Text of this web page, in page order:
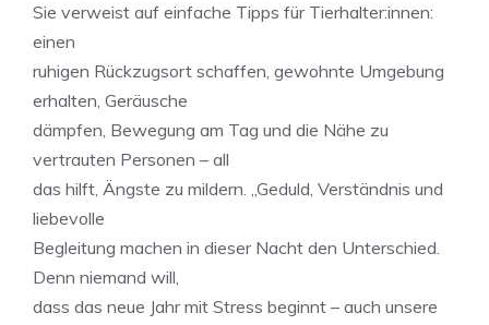
Sie verweist auf einfache Tipps für Tierhalter:innen:
einen
ruhigen Rückzugsort schaffen, gewohnte Umgebung
erhalten, Geräusche
dämpfen, Bewegung am Tag und die Nähe zu
vertrauten Personen – all
das hilft, Ängste zu mildern. „Geduld, Verständnis und
liebevolle
Begleitung machen in dieser Nacht den Unterschied.
Denn niemand will,
dass das neue Jahr mit Stress beginnt – auch unsere